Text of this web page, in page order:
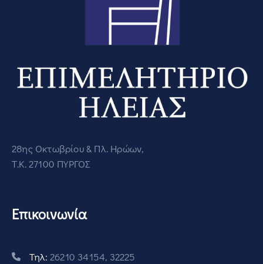
28ης Οκτωβρίου & Πλ. Ηρώων,
Τ.Κ. 27100 ΠΥΡΓΟΣ
Επικοινωνία
Τηλ: 26210 34154, 32225